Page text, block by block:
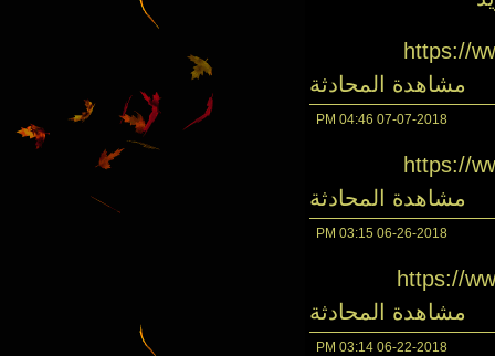
https://
مشاهدة المحادثة
07-07-2018
04:46 PM
https://
مشاهدة المحادثة
06-26-2018
03:15 PM
https://
مشاهدة المحادثة
06-22-2018
03:14 PM